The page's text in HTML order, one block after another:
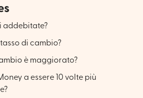
addebitate?
di cambio?
è maggiorato?
a essere 10 volte più